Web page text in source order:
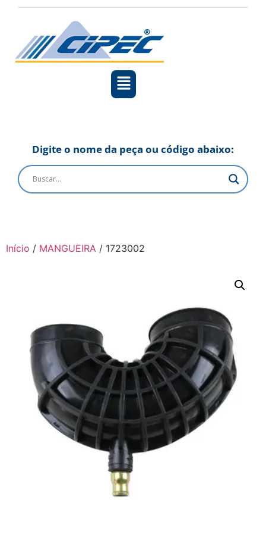
Digite o nome da peça ou código abaixo:
Início / MANGUEIRA / 1723002